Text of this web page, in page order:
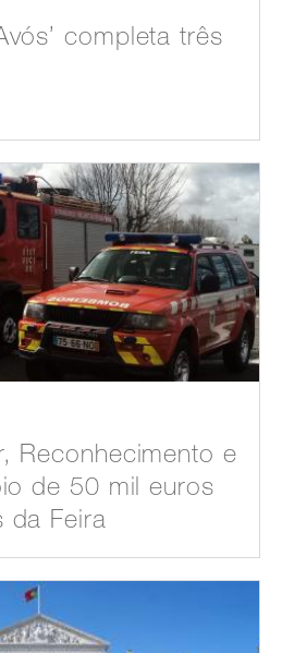
completa três
Reconhecimento e
de 50 mil euros
da Feira